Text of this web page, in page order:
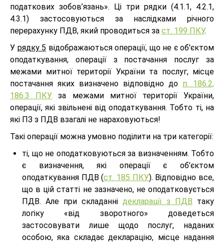
податкових зобов’язань». Ці три рядки (4.1.1, 4.2.1,
4.3.1) застосовуються за наслідками річного
перерахунку ПДВ, який проводиться за ст. 199 ПКУ.
У рядку 5 відображаються операції, що не є об'єктом
оподаткування, операції з постачання послуг за
межами митної території України та послуг, місце
постачання яких визначено відповідно до п. 186.2,
186.3 ПКУ за межами митної території України,
операції, які звільнені від оподаткування. Тобто ті, на
які ПЗ з ПДВ взагалі не нараховуються!
Такі операції можна умовно поділити на три категорії:
ті, що не оподатковуються за визначенням. Тобто
є визначення, які операції є об’єктом
оподаткування ПДВ (ст. 185 ПКУ). Відповідно все,
що в цій статті не зазначено, не оподатковується
ПДВ. Але при складанні декларації з ПДВ таку
логіку «від зворотного» доведеться
застосовувати лише щодо послуг, наданих
особою, яка складає декларацію, місце надання